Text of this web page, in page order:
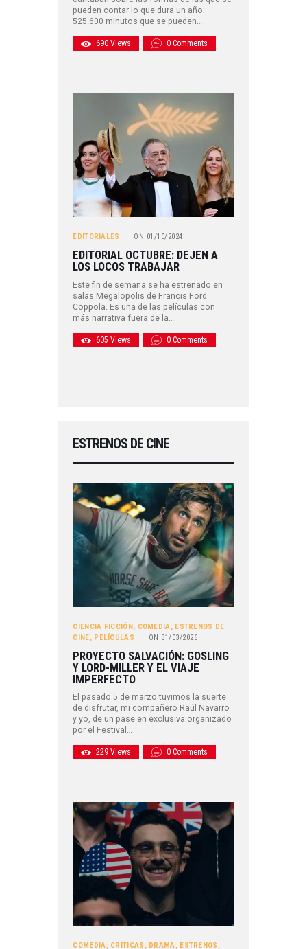
pueden contar lo que dura un año:
525.600 minutos que se pueden…
690 Views 0 Comments
EDITORIALES ON 01/10/2024
EDITORIAL OCTUBRE: DEJEN A
LOS LOCOS TRABAJAR
Este fin de semana se ha estrenado en
salas Megalopolis de Francis Ford
Coppola. Es una de las películas con
más narrativa fuera de la…
605 Views 0 Comments
ESTRENOS DE CINE
CIENCIA FICCIÓN, COMEDIA, ESTRENOS DE
CINE, PELÍCULAS ON 31/03/2026
PROYECTO SALVACIÓN: GOSLING
Y LORD-MILLER Y EL VIAJE
IMPERFECTO
El pasado 5 de marzo tuvimos la suerte
de disfrutar, mi compañero Raúl Navarro
y yo, de un pase en exclusiva organizado
por el Festival…
229 Views 0 Comments
COMEDIA, CRÍTICAS , DRAMA, ESTRENOS ,